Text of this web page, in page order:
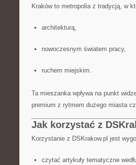
Kraków to metropolia z tradycją, w
architekturą,
nowoczesnym światem pracy,
ruchem miejskim.
Ta mieszanka wpływa na punkt
premium z rytmem dużego miasta
Jak korzystać z
Korzystanie z DSKrakow.pl jest
czytać artykuły tematyczne